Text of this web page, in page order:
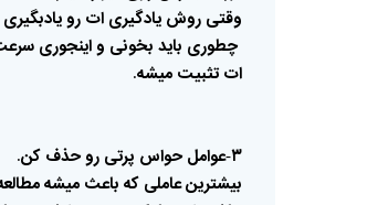
وقتی روش یادگیری ات رویادبگیری
چطوری باید بخونی واینجوری
ات تثبیت میشه.
۳-عوامل حواس پرتی روحذف کن.
بیشترینعاملی که باعث میشه